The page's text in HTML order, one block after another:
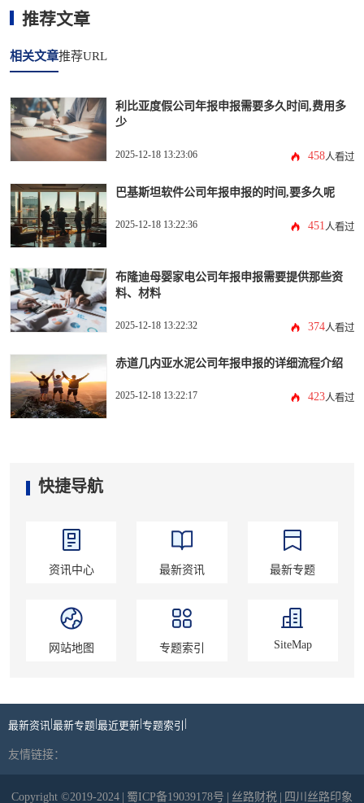
推荐文章
相关文章推荐URL
利比亚度假公司年报申报需要多久时间,费用多
少
2025-12-18 13:23:06 458人看过
巴基斯坦软件公司年报申报的时间,要多久呢
2025-12-18 13:22:36 451人看过
布隆迪母婴家电公司年报申报需要提供那些资
料、材料
2025-12-18 13:22:32 374人看过
赤道几内亚水泥公司年报申报的详细流程介绍
2025-12-18 13:22:17 423人看过
快捷导航
资讯中心 最新资讯 最新专题
网站地图 专题索引 SiteMap
最新资讯 最新专题 最近更新 专题索引
友情链接：
Copyright ©2019-2024 蜀ICP备19039178号 丝路财税 四川丝路印象